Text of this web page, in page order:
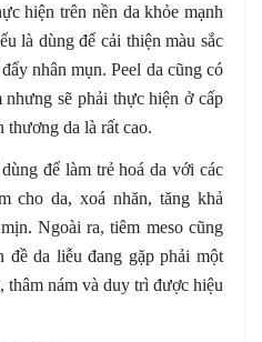
hiện trên nền da khỏe mạnh
là dùng để cải thiện màu sắc
nhân mụn. Peel da cũng có
sẽ phải thực hiện ở cấp
thương da là rất cao.
để làm trẻ hoá da với các
cho da, xoá nhăn, tăng khả
Ngoài ra, tiêm meso cũng
đề da liễu đang gặp phải một
thâm nám và duy trì được hiệu